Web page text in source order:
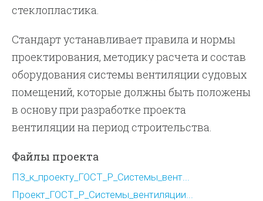
стеклопластика.
Стандарт устанавливает правила и нормы
проектирования, методику расчета и состав
оборудования системы вентиляции судовых
помещений, которые должны быть положены
в основу при разработке проекта
вентиляции на период строительства.
Файлы проекта
ПЗ_к_проекту_ГОСТ_Р_Системы_вент...
Проект_ГОСТ_Р_Системы_вентиляции...